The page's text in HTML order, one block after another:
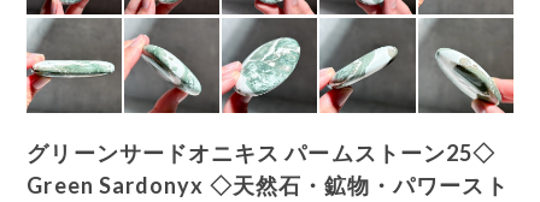
グリーンサードオニキス パームストーン25◇
Green Sardonyx ◇天然石・鉱物・パワースト